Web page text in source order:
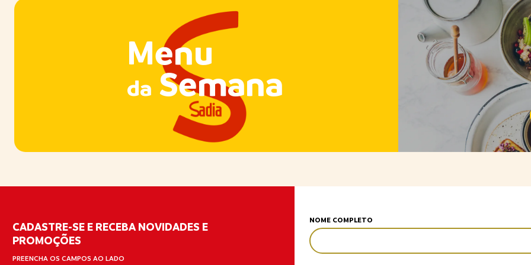
Menu
da Semana
CADASTRE-SE E RECEBA NOVIDADES E
PROMOÇÕES
PREENCHA OS CAMPOS AO LADO
NOME COMPLETO